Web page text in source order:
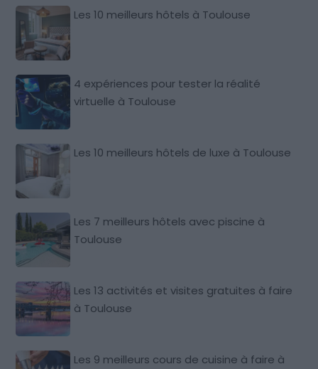
Les 10 meilleurs hôtels à Toulouse
4 expériences pour tester la réalité
virtuelle à Toulouse
Les 10 meilleurs hôtels de luxe à Toulouse
Les 7 meilleurs hôtels avec piscine à
Toulouse
Les 13 activités et visites gratuites à faire
à Toulouse
Les 9 meilleurs cours de cuisine à faire à